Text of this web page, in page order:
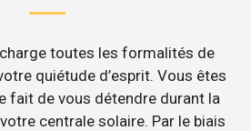
toutes les formalités de
quiétude d’esprit. Vous êtes
fait de vous détendre durant la
centrale solaire. Par le biais